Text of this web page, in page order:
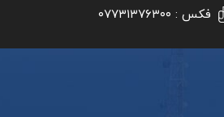
فکس : ۰۷۷۳۱۳۷۶۳۰۰